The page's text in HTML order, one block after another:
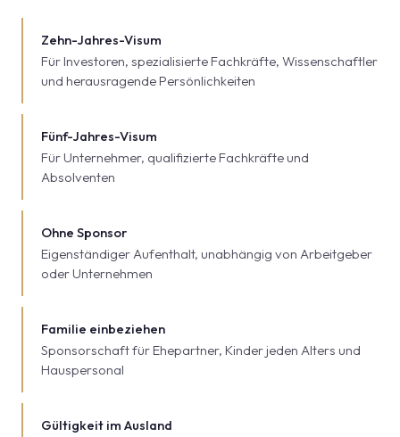
Zehn-Jahres-Visum
Für Investoren, spezialisierte Fachkräfte, Wissenschaftler
und herausragende Persönlichkeiten
Fünf-Jahres-Visum
Für Unternehmer, qualifizierte Fachkräfte und
Absolventen
Ohne Sponsor
Eigenständiger Aufenthalt, unabhängig von Arbeitgeber
oder Unternehmen
Familie einbeziehen
Sponsorschaft für Ehepartner, Kinder jeden Alters und
Hauspersonal
Gültigkeit im Ausland